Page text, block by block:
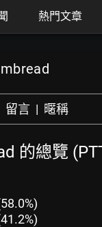
熱門文章
留言 | 暱稱
的總覽